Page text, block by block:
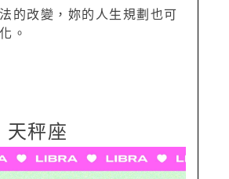
的改變，妳的人生規劃也可
。
天秤座